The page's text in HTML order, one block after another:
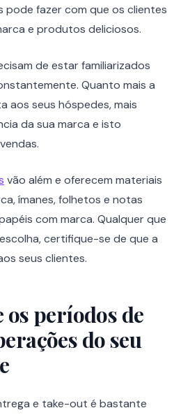
pode fazer com que os clientes
e produtos deliciosos.
de estar familiarizados
Quanto mais a
aos seus hóspedes, mais
da sua marca e isto
vão além e oferecem materiais
ímanes, folhetos e notas
com marca. Qualquer que
certifique-se de que a
seus clientes.
os períodos de
do seu
e take-out é bastante